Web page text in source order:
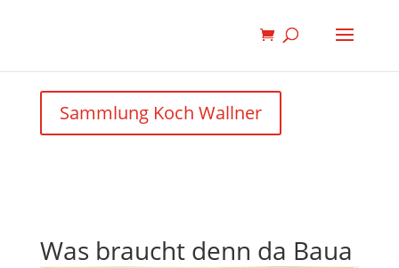
Sammlung Koch Wallner
Was braucht denn da Baua